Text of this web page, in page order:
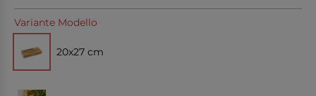
Variante Modello
20x27 cm